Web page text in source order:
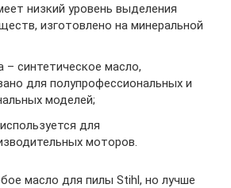
низкий уровень выделения
изготовлено на минеральной
– синтетическое масло,
для полупрофессиональных и
моделей;
для
моторов.
масло для пилы Stihl, но лучше